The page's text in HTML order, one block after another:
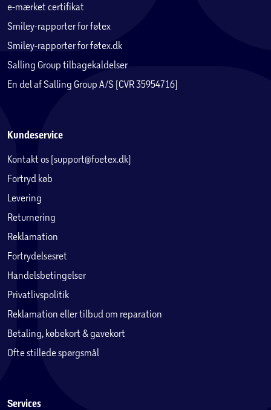
e-mærket certifikat
Smiley-rapporter for føtex
Smiley-rapporter for føtex.dk
Salling Group tilbagekaldelser
En del af Salling Group A/S (CVR 35954716)
Kundeservice
Kontakt os (support@foetex.dk)
Fortryd køb
Levering
Returnering
Reklamation
Fortrydelsesret
Handelsbetingelser
Privatlivspolitik
Reklamation eller tilbud om reparation
Betaling, købekort & gavekort
Ofte stillede spørgsmål
Services